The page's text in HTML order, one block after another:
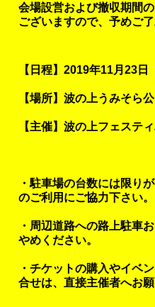
会場設営および撤収期間
ございますので、予めご了
【日程】2019年11月23日
【場所】波の上うみそら
【主催】波の上フェステ
・駐車場の台数には限り
のご利用にご協力下さい。
・周辺道路への路上駐車
やめください。
・チケットの購入やイベ
合せは、直接主催者へお願